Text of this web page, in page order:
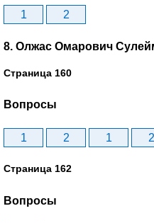
1 2
8. Олжас Омарович
Страница 160
Вопросы
1 2 1 2
Страница 162
Вопросы